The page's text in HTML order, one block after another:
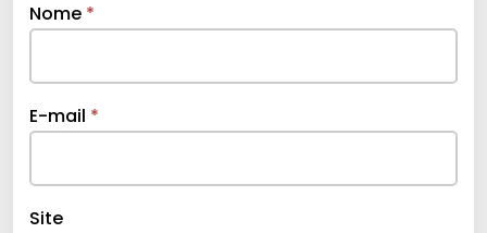
Nome *
E-mail *
Site